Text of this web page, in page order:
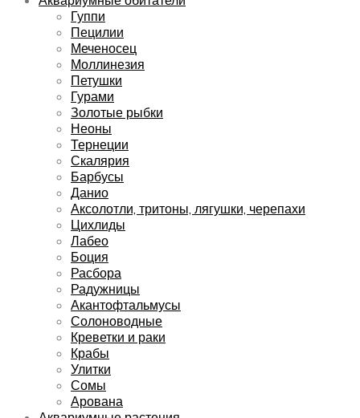
Гуппи
Пецилии
Меченосец
Моллинезия
Петушки
Гурами
Золотые рыбки
Неоны
Тернеции
Скалярия
Барбусы
Данио
Аксолотли, тритоны, лягушки, черепахи
Цихлиды
Лабео
Боция
Расбора
Радужницы
Акантофтальмусы
Солоноводные
Креветки и раки
Крабы
Улитки
Сомы
Арована